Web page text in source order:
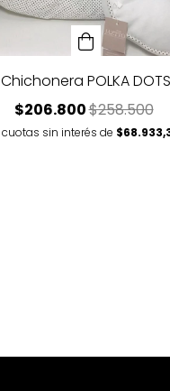
Chichonera POLKA DOTS
$206.800$258.500
cuotas sin interés de